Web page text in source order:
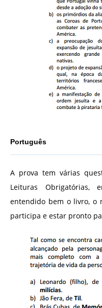
Português
A prova tem várias
Leituras
entendido bem o livro,
participa e estar pronto